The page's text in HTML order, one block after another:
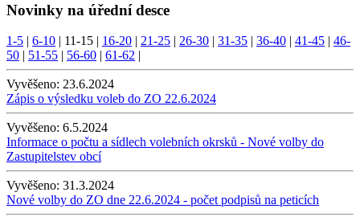
Novinky na úřední desce
1-5 6-10 11-15 16-20 21-25 26-30 31-35 36-40 41-45
46-
50
51-55 56-60 61-62
Vyvěšeno: 23.6.2024
Zápis o výsledku voleb do ZO 22.6.2024
Vyvěšeno: 6.5.2024
Informace o počtu a sídlech volebních okrsků - Nové volby do
Zastupitelstev obcí
Vyvěšeno: 31.3.2024
Nové volby do ZO dne 22.6.2024 - počet podpisů na peticích